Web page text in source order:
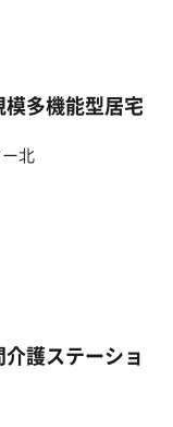
模多機能型居宅
北
護ステーショ